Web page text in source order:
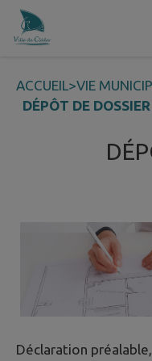
Contenu
ACCUEIL>VIE
DÉPÔT DE
Déclaration